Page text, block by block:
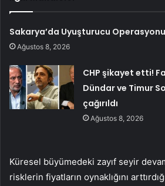
Sakarya’da Uyuşturucu
Ağustos 8, 2026
CHP şikayet etti!
Dündar ve Timur
çağırıldı
Ağustos 8, 2026
Küresel büyümedeki zayıf seyir
risklerin fiyatların oynaklığını